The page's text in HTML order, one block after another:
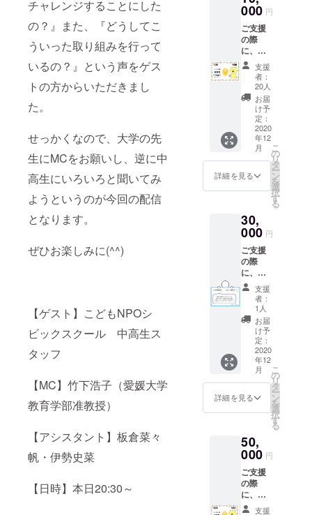
チャレンジすることにした
の？』また、『どうしてこ
ういった取り組みを行って
いるの？』という声をゲス
トの方からいただきまし
た。
せっかくなので、大学の先
生にMCをお願いし、逆に中
高生にいろいろと聞いてみ
ようというのが今回の配信
となります。
ぜひお楽しみに(^^)
【ゲスト】こどもNPOシ
ビックスクール 中高生ス
タッフ
【MC】竹下浩子（愛媛大学
教育学部准教授）
【アシスタント】板倉菜々
帆・伊勢史菜
【日時】本日20:30～
からの
お礼状
● こど
もタウ
ンの公
式マス
コット
キャラ
クター
のシー
ル 1
セット
000 円
ご支援
の際
に、ご
希望の
支援者
さまは
お名前
を備考
欄にご
記入く
ださ
い。 ▼
リター
ンの内
容につ
いて▼
生ス
タッフ
からの
お礼状
● こど
もタウ
ンの公
式マス
コット
キャラ
クター
のシー
ル 1
セット
● 当団
体主催
イベン
枚 ▼リ
ターン
のイベ
ント券
につい
て▼
・ イ
支援
者：
20人
お届
け予
定：
2020
年12
月
詳細を見る
こ
の
リ
タ
ー
ン
を
選
択
す
る
30,
000 円
ご支援
の際
に、ご
希望の
支援者
さまは
お名前
を備考
欄にご
記入く
ださ
い。 ▼
リター
ンにつ
いて▼
● 中高
タッフ
からの
お礼状
● こど
もタウ
ンの公
式マス
支援
者：
1人
お届
け予
定：
2020
年12
月
詳細を見る
こ
の
リ
タ
ー
ン
を
選
択
す
る
50,
000 円
ご支援
の際
に、ご
希望の
支援